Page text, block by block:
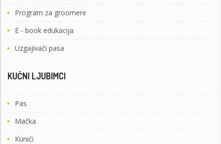
Program za groomere
E - book edukacija
Uzgajivači pasa
KUĆNI LJUBIMCI
Pas
Mačka
Kunići